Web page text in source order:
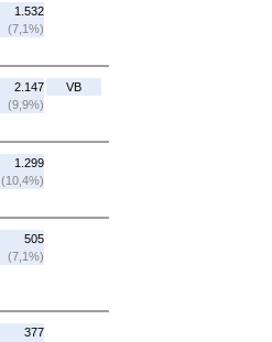
1.532
(7,1%)
2.147
(9,9%)
VB
1.299
(10,4%)
505
(7,1%)
377